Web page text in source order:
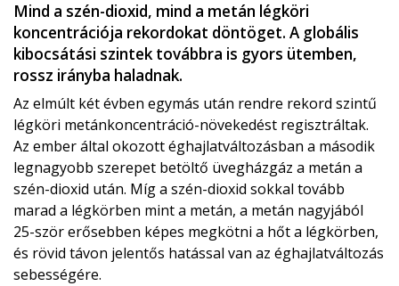
Mind a szén-dioxid, mind a metán légköri
koncentrációja rekordokat döntöget. A globális
kibocsátási szintek továbbra is gyors ütemben,
rossz irányba haladnak.
Az elmúlt két évben egymás után rendre rekord szintű
légköri metánkoncentráció-növekedést regisztráltak.
Az ember által okozott éghajlatváltozásban a második
legnagyobb szerepet betöltő üvegházgáz a metán a
szén-dioxid után. Míg a szén-dioxid sokkal tovább
marad a légkörben mint a metán, a metán nagyjából
25-ször erősebben képes megkötni a hőt a légkörben,
és rövid távon jelentős hatással van az éghajlatváltozás
sebességére.